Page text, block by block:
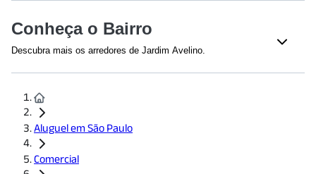
Conheça o Bairro
Descubra mais os arredores de Jardim Avelino.
Hospital Estadual Vila Alpina
UBS VILA BERTIOGA - DOMINGOS DELASCIO
Hospital Anália Franco
Educação
Aluguel em São Paulo
Comercial